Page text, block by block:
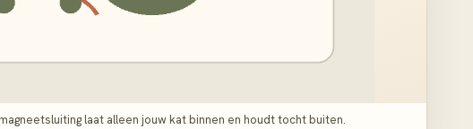
laat alleen jouw kat binnen en houdt tocht buiten.